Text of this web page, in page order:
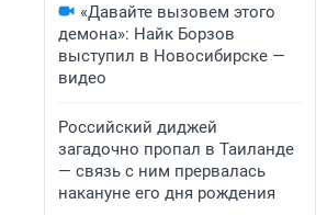
«Давайте вызовем этого
демона»: Найк Борзов
выступил в Новосибирске —
видео
Российский диджей
загадочно пропал в Таиланде
— связь с ним прервалась
накануне его дня рождения